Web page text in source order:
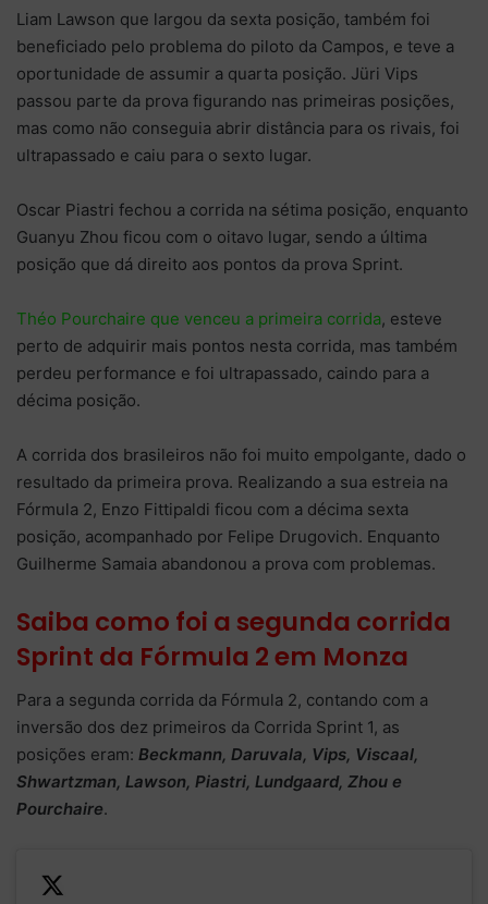
Liam Lawson que largou da sexta posição, também foi
beneficiado pelo problema do piloto da Campos, e teve a
oportunidade de assumir a quarta posição. Jüri Vips
passou parte da prova figurando nas primeiras posições,
mas como não conseguia abrir distância para os rivais, foi
ultrapassado e caiu para o sexto lugar.
Oscar Piastri fechou a corrida na sétima posição, enquanto
Guanyu Zhou ficou com o oitavo lugar, sendo a última
posição que dá direito aos pontos da prova Sprint.
Théo Pourchaire que venceu a primeira corrida, esteve
perto de adquirir mais pontos nesta corrida, mas também
perdeu performance e foi ultrapassado, caindo para a
décima posição.
A corrida dos brasileiros não foi muito empolgante, dado o
resultado da primeira prova. Realizando a sua estreia na
Fórmula 2, Enzo Fittipaldi ficou com a décima sexta
posição, acompanhado por Felipe Drugovich. Enquanto
Guilherme Samaia abandonou a prova com problemas.
Saiba como foi a segunda corrida
Sprint da Fórmula 2 em Monza
Para a segunda corrida da Fórmula 2, contando com a
inversão dos dez primeiros da Corrida Sprint 1, as
posições eram: Beckmann, Daruvala, Vips, Viscaal,
Shwartzman, Lawson, Piastri, Lundgaard, Zhou e
Pourchaire.